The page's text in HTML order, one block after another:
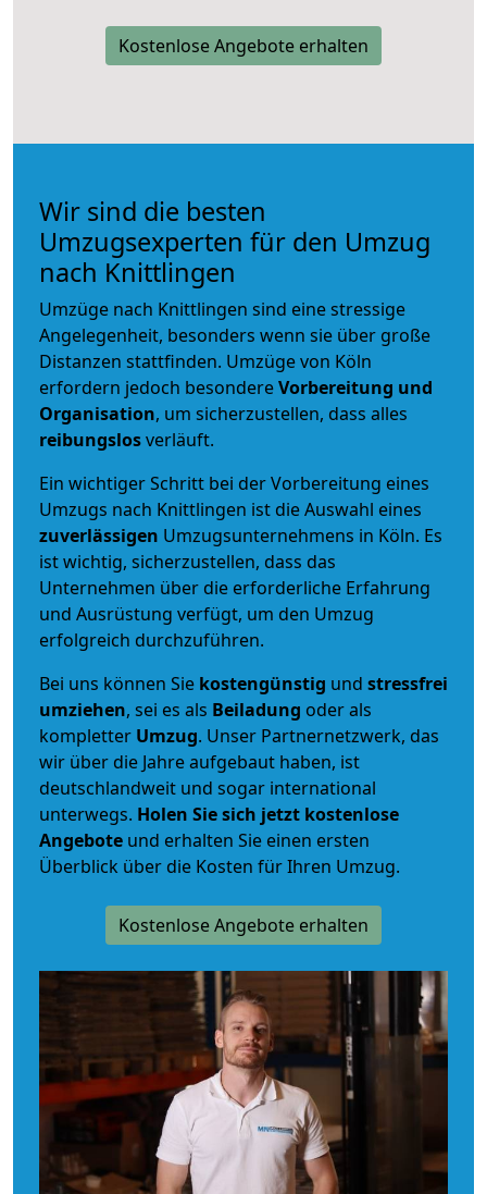
Kostenlose Angebote erhalten
Wir sind die besten
Umzugsexperten für den Umzug
nach Knittlingen
Umzüge nach Knittlingen sind eine stressige
Angelegenheit, besonders wenn sie über große
Distanzen stattfinden. Umzüge von Köln
erfordern jedoch besondereVorbereitung und
Organisation, um sicherzustellen, dass alles
reibungslosverläuft.
Ein wichtiger Schritt bei der Vorbereitung eines
Umzugs nach Knittlingen ist die Auswahl eines
zuverlässigen Umzugsunternehmens in Köln. Es
ist wichtig, sicherzustellen, dass das
Unternehmen über die erforderliche Erfahrung
und Ausrüstung verfügt, um den Umzug
erfolgreich durchzuführen.
Bei uns können Sie kostengünstig und stressfrei
umziehen, sei es als Beiladung oder als
kompletter Umzug. Unser Partnernetzwerk, das
wir über die Jahre aufgebaut haben, ist
deutschlandweit und sogar international
unterwegs. Holen Sie sich jetzt kostenlose
Angebote und erhalten Sie einen ersten
Überblick über die Kosten für Ihren Umzug.
Kostenlose Angebote erhalten